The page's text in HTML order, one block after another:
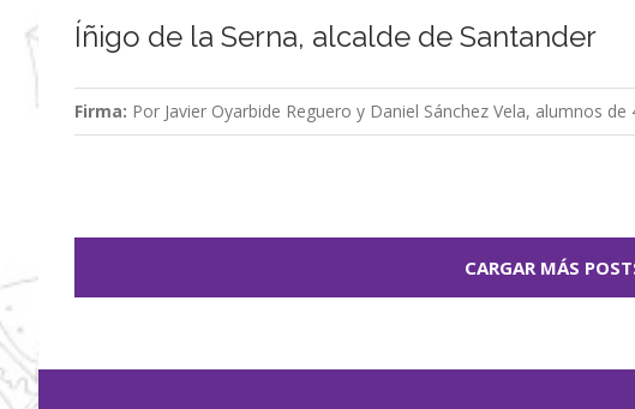
Íñigo de la Serna, alcalde de Santander
Firma: Por Javier Oyarbide Reguero y Daniel Sánchez Vela, alumnos
CARGAR MÁS